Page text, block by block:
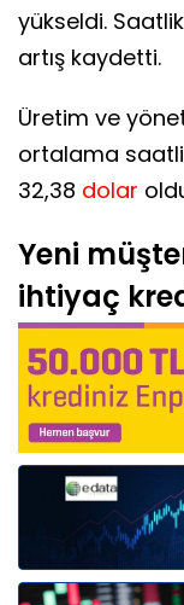
yükseldi.
artış kaydetti.
Üretim ve
ortalama
32,38 dolar
Yeni
ihtiyaç